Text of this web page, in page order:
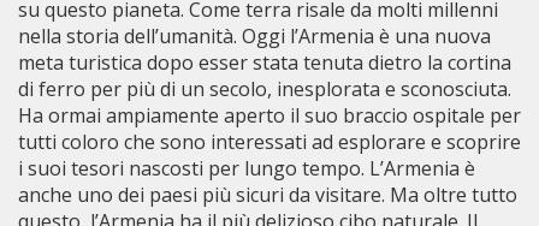
su questo pianeta. Come terra risale da molti millenni
nella storia dell’umanità. Oggi l’Armenia è una nuova
meta turistica dopo esser stata tenuta dietro la cortina
di ferro per più di un secolo, inesplorata e sconosciuta.
Ha ormai ampiamente aperto il suo braccio ospitale per
tutti coloro che sono interessati ad esplorare e scoprire
i suoi tesori nascosti per lungo tempo. L’Armenia è
anche uno dei paesi più sicuri da visitare. Ma oltre tutto